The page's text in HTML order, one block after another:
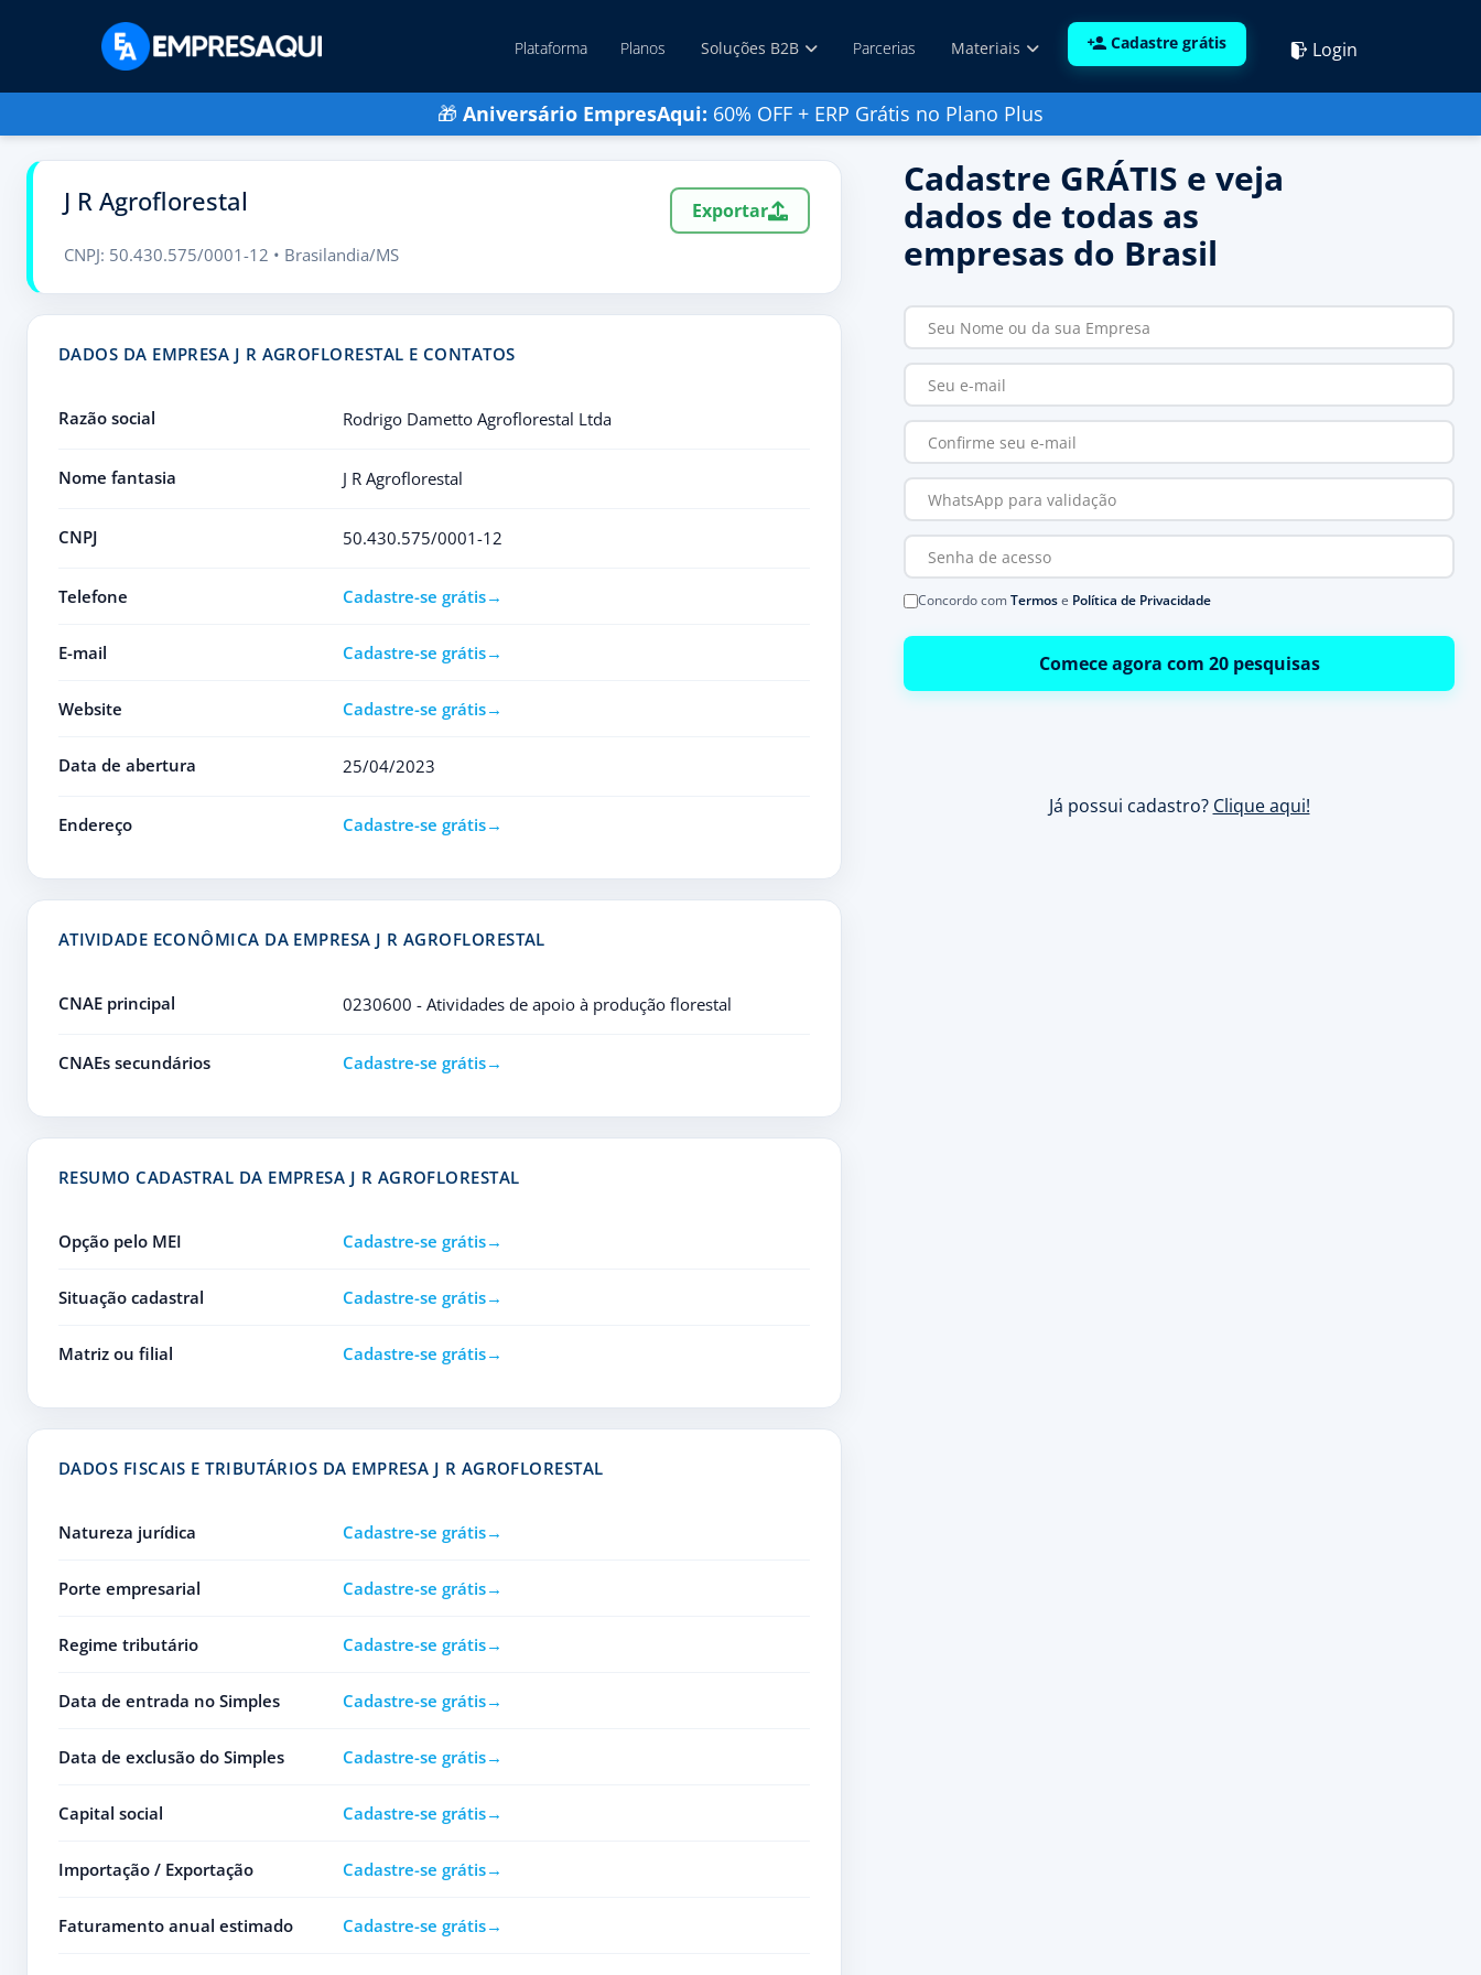
Plataforma Planos Soluções B2B Parcerias Materiais Cadastre grátis Login
🎁 Aniversário EmpresAqui: 60% OFF + ERP Grátis no Plano Plus
J R Agroflorestal Exportar
CNPJ: 50.430.575/0001-12 • Brasilandia/MS
DADOS DA EMPRESA J R AGROFLORESTAL E CONTATOS
Razão social Rodrigo Dametto Agroflorestal Ltda
Nome fantasia J R Agroflorestal
CNPJ 50.430.575/0001-12
Telefone Cadastre-se grátis
E-mail Cadastre-se grátis
Website Cadastre-se grátis
Data de abertura 25/04/2023
Endereço Cadastre-se grátis
ATIVIDADE ECONÔMICA DA EMPRESA J R AGROFLORESTAL
CNAE principal 0230600 - Atividades de apoio à produção florestal
CNAEs secundários Cadastre-se grátis
RESUMO CADASTRAL DA EMPRESA J R AGROFLORESTAL
Opção pelo MEI Cadastre-se grátis
Situação cadastral Cadastre-se grátis
Matriz ou filial Cadastre-se grátis
DADOS FISCAIS E TRIBUTÁRIOS DA EMPRESA J R AGROFLORESTAL
Natureza jurídica Cadastre-se grátis
Porte empresarial Cadastre-se grátis
Regime tributário Cadastre-se grátis
Data de entrada no Simples Cadastre-se grátis
Data de exclusão do Simples Cadastre-se grátis
Capital social Cadastre-se grátis
Importação / Exportação Cadastre-se grátis
Faturamento anual estimado Cadastre-se grátis
Cadastre GRÁTIS e veja
dados de todas as
empresas do Brasil
Concordo comTermose Política de Privacidade
Comece agora com 20 pesquisas
Já possui cadastro? Clique aqui!